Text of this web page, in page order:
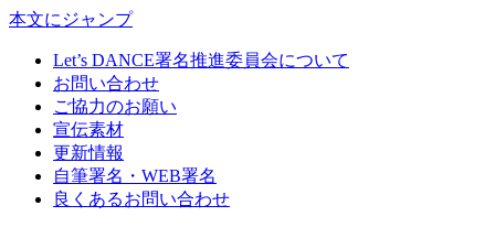
本文にジャンプ
Let’s DANCE署名推進委員会について
お問い合わせ
ご協力のお願い
宣伝素材
更新情報
自筆署名・WEB署名
良くあるお問い合わせ